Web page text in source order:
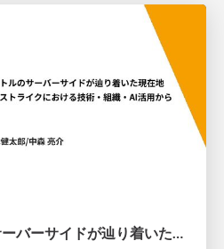
13年運用タイトルのサーバーサイドが辿り着いた現在地 ― モンスターストライクにおける技術・組織・AI活用から得た知見